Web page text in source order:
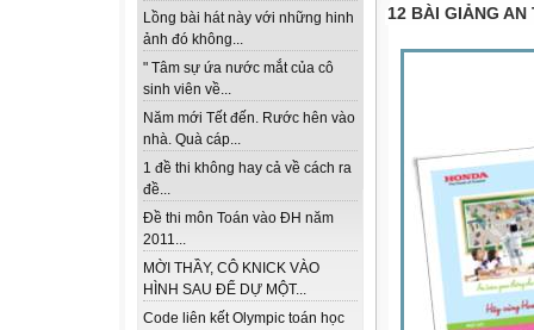
Lồng bài hát này với những hinh
ảnh đó không...
" Tâm sự ứa nước mắt của cô
sinh viên về...
Năm mới Tết đến. Rước hên vào
nhà. Quà cáp...
1 đề thi không hay cả về cách ra
đề...
Đề thi môn Toán vào ĐH năm
2011...
MỜI THẦY, CÔ KNICK VÀO
HÌNH SAU ĐỂ DỰ MỘT...
Code liên kết Olympic toán học
12 BÀI GIẢNG AN